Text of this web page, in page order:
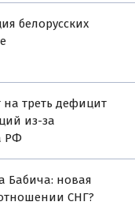
белорусских
на треть дефицит
из-за
РФ
Бабича: новая
СНГ?